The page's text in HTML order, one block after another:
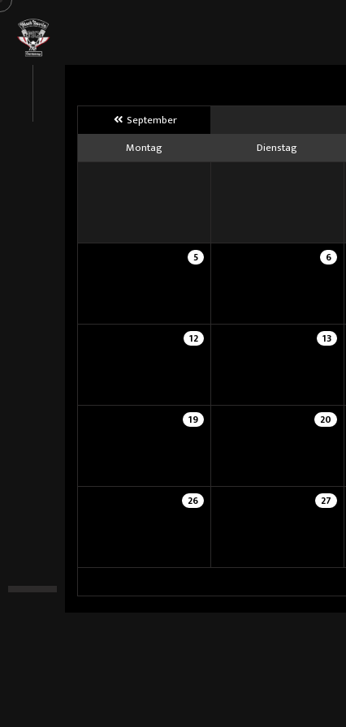
September
Montag
Dienstag
5 6
12 13
19 20
26 27